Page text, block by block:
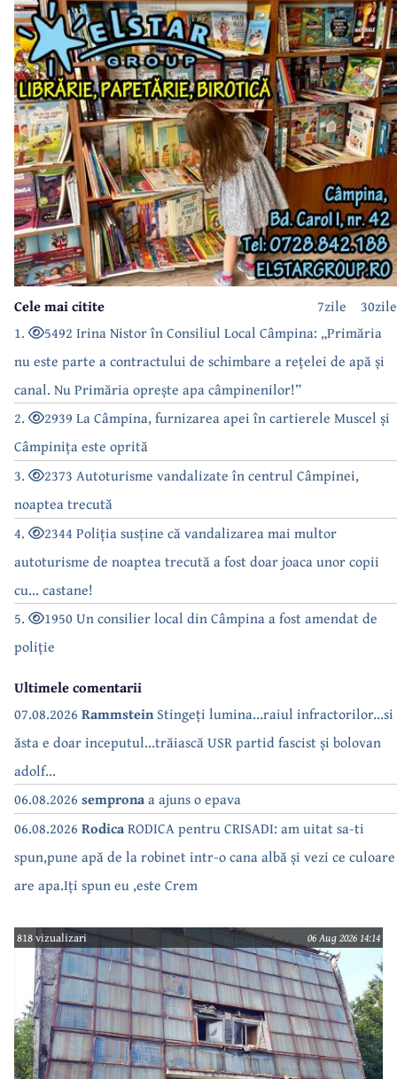
30zile
7zile
Cele mai citite
1.
5492 Irina Nistor în Consiliul Local Câmpina: „Primăria
nu este parte a contractului de schimbare a rețelei de apă și
canal. Nu Primăria oprește apa câmpinenilor!”
2.
2939 La Câmpina, furnizarea apei în cartierele Muscel și
Câmpinița este oprită
3.
2373 Autoturisme vandalizate în centrul Câmpinei,
noaptea trecută
4.
2344 Poliția susține că vandalizarea mai multor
autoturisme de noaptea trecută a fost doar joaca unor copii
cu... castane!
5.
1950 Un consilier local din Câmpina a fost amendat de
poliție
Ultimele comentarii
07.08.2026 RammsteinStingeți lumina...raiul infractorilor...si
ăsta e doar inceputul...trăiască USR partid fascist și bolovan
adolf...
06.08.2026 sempronaa ajuns o epava
06.08.2026 RodicaRODICA pentru CRISADI: am uitat sa-ti
spun,pune apă de la robinet intr-o cana albă și vezi ce culoare
are apa.Iți spun eu ,este Crem
818 vizualizari 06 Aug 2026 14:14